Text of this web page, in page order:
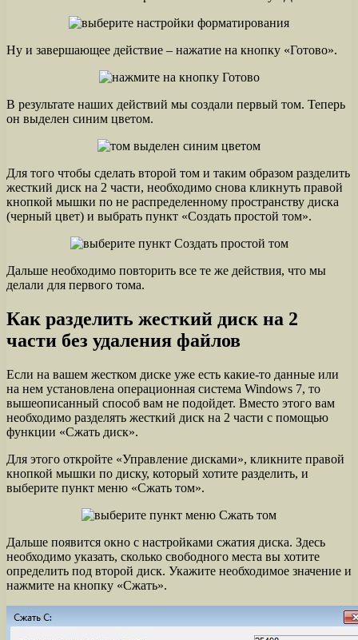
Ну и завершающее действие – нажатие на кнопку «Готово».
В результате наших действий мы создали первый том. Теперь
он выделен синим цветом.
Для того чтобы сделать второй том и таким образом разделить
жесткий диск на 2 части, необходимо снова кликнуть правой
кнопкой мышки по не распределенному пространству диска
(черный цвет) и выбрать пункт «Создать простой том».
Дальше необходимо повторить все те же действия, что мы
делали для первого тома.
Как разделить жесткий диск на 2
части без удаления файлов
Если на вашем жестком диске уже есть какие-то данные или
на нем установлена операционная система Windows 7, то
вышеописанный способ вам не подойдет. Вместо этого вам
необходимо разделять жесткий диск на 2 части с помощью
функции «Сжать диск».
Для этого откройте «Управление дисками», кликните правой
кнопкой мышки по диску, который хотите разделить, и
выберите пункт меню «Сжать том».
Дальше появится окно с настройками сжатия диска. Здесь
необходимо указать, сколько свободного места вы хотите
определить под второй диск. Укажите необходимое значение и
нажмите на кнопку «Сжать».